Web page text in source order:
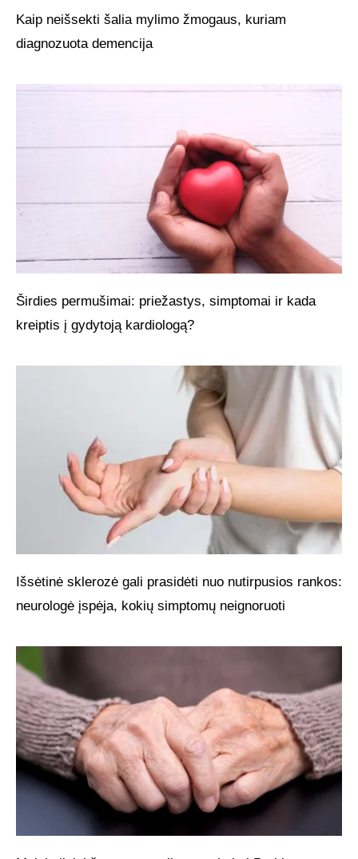
Kaip neišsekti šalia mylimo žmogaus, kuriam
diagnozuota demencija
Širdies permušimai: priežastys, simptomai ir kada
kreiptis į gydytoją kardiologą?
Išsėtinė sklerozė gali prasidėti nuo nutirpusios rankos:
neurologė įspėja, kokių simptomų neignoruoti